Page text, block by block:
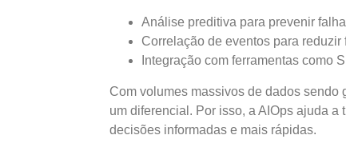
Análise preditiva para prevenir
Correlação de eventos para reduzir
Integração com ferramentas como
Com volumes massivos de dados sendo
um diferencial. Por isso, a AIOps ajuda
decisões informadas e mais rápidas.